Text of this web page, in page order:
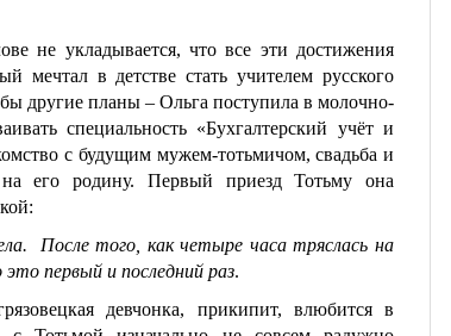
не укладывается, что все эти достижения
мечтал в детстве стать учителем русского
другие планы – Ольга поступила в молочно-
специальность «Бухгалтерский учёт и
с будущим мужем-тотьмичом, свадьба и
на его родину. Первый приезд Тотьму она
После того, как четыре часа тряслась на
первый и последний раз.
девчонка, прикипит, влюбится в